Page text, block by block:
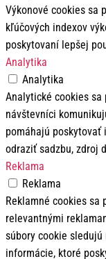
Výkonové cookies sa
kľúčových indexov
poskytovaní lepšej
Analytika
Analytika
Analytické cookies sa
návštevníci
pomáhajú poskytovať
odraziť sadzbu, zdroj
Reklama
Reklama
Reklamné cookies sa
relevantnými
súbory cookie
informácie, ktoré